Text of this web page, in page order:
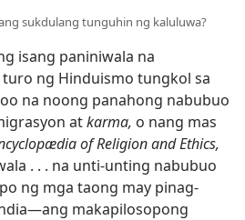
sukdulang tunguhin ng kaluluwa?
isang paniniwala na
ng Hinduismo tungkol sa
na noong panahong nabubuo
atkarma, o nang mas
of Religion and Ethics,
. . . na unti-unting nabubuo
ng mga taong may pinag-
makapilosopong